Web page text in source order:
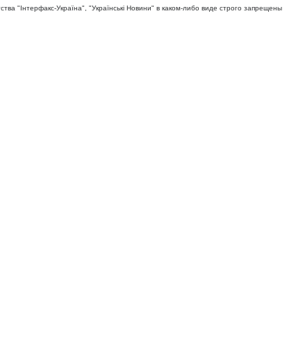
"Iнтерфакс-Україна", "Українськi Новини" в каком-либо виде строго запрещены